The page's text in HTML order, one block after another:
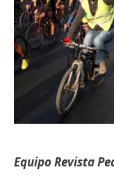
Equipo Revista